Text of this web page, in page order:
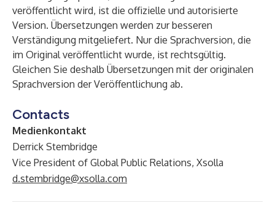
veröffentlicht wird, ist die offizielle und autorisierte
Version. Übersetzungen werden zur besseren
Verständigung mitgeliefert. Nur die Sprachversion, die
im Original veröffentlicht wurde, ist rechtsgültig.
Gleichen Sie deshalb Übersetzungen mit der originalen
Sprachversion der Veröffentlichung ab.
Contacts
Medienkontakt
Derrick Stembridge
Vice President of Global Public Relations, Xsolla
d.stembridge@xsolla.com